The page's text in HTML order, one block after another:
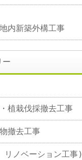
内新築外構工事
ー
植栽伐採撤去工事
撤去工事
リノベーション工事)